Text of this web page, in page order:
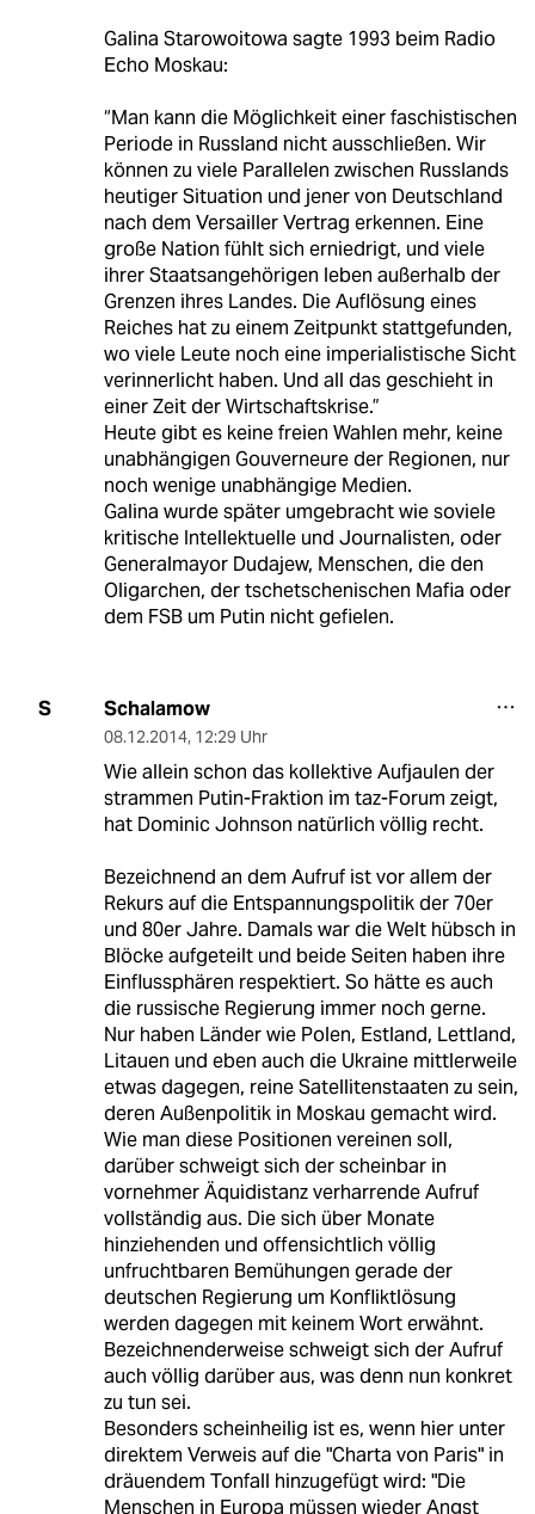
Galina Starowoitowa sagte 1993 beim Radio
Echo Moskau:
“Man kann die Möglichkeit einer faschistischen
Periode in Russland nicht ausschließen. Wir
können zu viele Parallelen zwischen Russlands
heutiger Situation und jener von Deutschland
nach dem Versailler Vertrag erkennen. Eine
große Nation fühlt sich erniedrigt, und viele
ihrer Staatsangehörigen leben außerhalb der
Grenzen ihres Landes. Die Auflösung eines
Reiches hat zu einem Zeitpunkt stattgefunden,
wo viele Leute noch eine imperialistische Sicht
verinnerlicht haben. Und all das geschieht in
einer Zeit der Wirtschaftskrise.”
Heute gibt es keine freien Wahlen mehr, keine
unabhängigen Gouverneure der Regionen, nur
noch wenige unabhängige Medien.
Galina wurde später umgebracht wie soviele
kritische Intellektuelle und Journalisten, oder
Generalmayor Dudajew, Menschen, die den
Oligarchen, der tschetschenischen Mafia oder
dem FSB um Putin nicht gefielen.
S Schalamow
08.12.2014, 12:29 Uhr
Wie allein schon das kollektive Aufjaulen der
strammen Putin-Fraktion im taz-Forum zeigt,
hat Dominic Johnson natürlich völlig recht.
Bezeichnend an dem Aufruf ist vor allem der
Rekurs auf die Entspannungspolitik der 70er
und 80er Jahre. Damals war die Welt hübsch in
Blöcke aufgeteilt und beide Seiten haben ihre
Einflussphären respektiert. So hätte es auch
die russische Regierung immer noch gerne.
Nur haben Länder wie Polen, Estland, Lettland,
Litauen und eben auch die Ukraine mittlerweile
etwas dagegen, reine Satellitenstaaten zu sein,
deren Außenpolitik in Moskau gemacht wird.
Wie man diese Positionen vereinen soll,
darüber schweigt sich der scheinbar in
vornehmer Äquidistanz verharrende Aufruf
vollständig aus. Die sich über Monate
hinziehenden und offensichtlich völlig
unfruchtbaren Bemühungen gerade der
deutschen Regierung um Konfliktlösung
werden dagegen mit keinem Wort erwähnt.
Bezeichnenderweise schweigt sich der Aufruf
auch völlig darüber aus, was denn nun konkret
zu tun sei.
Besonders scheinheilig ist es, wenn hier unter
direktem Verweis auf die "Charta von Paris" in
dräuendem Tonfall hinzugefügt wird: "Die
Menschen in Europa müssen wieder Angst